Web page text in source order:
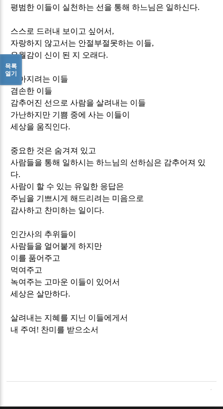
평범한 이들이 실천하는 선을 통해 하느님은 일하신다.
스스로 드러내 보이고 싶어서 ,
자랑하지 않고서는 안절부절못하는 이들,
우월감이 신이 된 지 오래다.
작아지려는 이들
겸손한 이들
감추어진 선으로 사람을 살려내는 이들
가난하지만 기쁨 중에 사는 이들이
세상을 움직인다.
중요한 것은 숨겨져 있고
사람들을 통해 일하시는 하느님의 선하심은 감추어져 있
다.
사람이 할 수 있는 유일한 응답은
주님을 기쁘시게 해드리려는 미음으로
감사하고 찬미하는 일이다.
인간사의 추위들이
사람들을 얼어붙게 하지만
이를 품어주고
먹여주고
녹여주는 고마운 이들이 있어서
세상은 살만하다.
살려내는 지혜를 지닌 이들에게서
내 주여 ! 찬미를 받으소서
목록
열기